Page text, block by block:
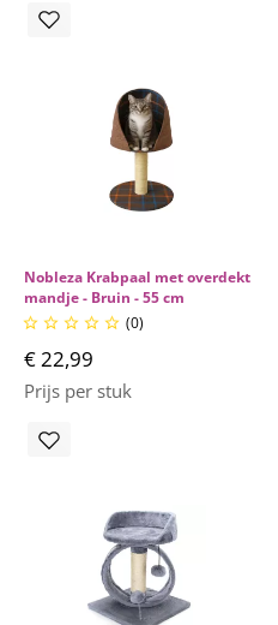
Nobleza Krabpaal met overdekt
mandje - Bruin - 55 cm
     (0)
€ 22,99
Prijs per stuk